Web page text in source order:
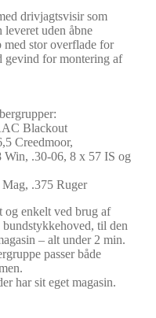
drivjagtsvisir som
uden åbne
med stor overflade for
gevind for montering af
Blackout
Creedmoor,
.30-06, 8 x 57 IS og
.375 Ruger
og enkelt ved brug af
til den
– alt under 2 min.
passer både
har sit eget magasin.